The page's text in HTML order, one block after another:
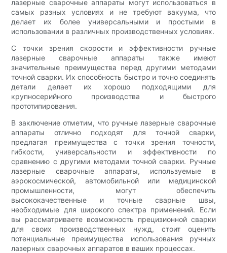
лазерные сварочные аппараты могут использоваться в
самых разных условиях и не требуют вакуума, что
делает их более универсальными и простыми в
использовании в различных производственных условиях.
С точки зрения скорости и эффективности ручные
лазерные сварочные аппараты также имеют
значительные преимущества перед другими методами
точной сварки. Их способность быстро и точно соединять
детали делает их хорошо подходящими для
крупносерийного производства и быстрого
прототипирования.
В заключение отметим, что ручные лазерные сварочные
аппараты отлично подходят для точной сварки,
предлагая преимущества с точки зрения точности,
гибкости, универсальности и эффективности по
сравнению с другими методами точной сварки. Ручные
лазерные сварочные аппараты, используемые в
аэрокосмической, автомобильной или медицинской
промышленности, могут обеспечить
высококачественные и точные сварные швы,
необходимые для широкого спектра применений. Если
вы рассматриваете возможность прецизионной сварки
для своих производственных нужд, стоит оценить
потенциальные преимущества использования ручных
лазерных сварочных аппаратов в ваших процессах.